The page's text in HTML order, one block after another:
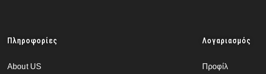
Πληροφορίες
About US
Λογαριασμός
Προφίλ